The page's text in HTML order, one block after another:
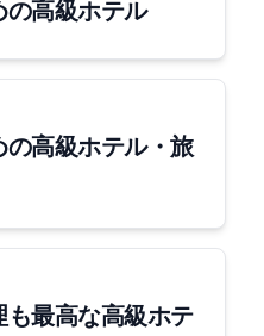
の高級ホテル
高級ホテル・旅
最高な高級ホテ